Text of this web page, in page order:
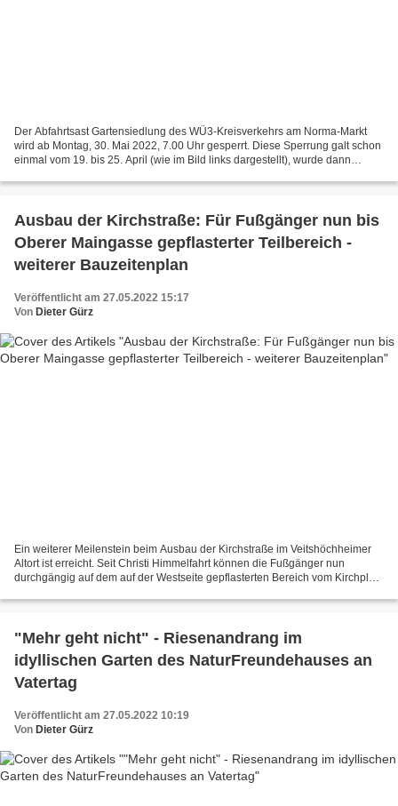
Der Abfahrtsast Gartensiedlung des WÜ3-Kreisverkehrs am Norma-Markt
wird ab Montag, 30. Mai 2022, 7.00 Uhr gesperrt. Diese Sperrung galt schon
einmal vom 19. bis 25. April (wie im Bild links dargestellt), wurde dann
Ausbau der Kirchstraße: Für Fußgänger nun bis
Oberer Maingasse gepflasterter Teilbereich -
weiterer Bauzeitenplan
Veröffentlicht am 27.05.2022 15:17
Von Dieter Gürz
Ein weiterer Meilenstein beim Ausbau der Kirchstraße im Veitshöchheimer
Altort ist erreicht. Seit Christi Himmelfahrt können die Fußgänger nun
durchgängig auf dem auf der Westseite gepflasterten Bereich vom Kirchplatz
"Mehr geht nicht" - Riesenandrang im
idyllischen Garten des NaturFreundehauses an
Vatertag
Veröffentlicht am 27.05.2022 10:19
Von Dieter Gürz